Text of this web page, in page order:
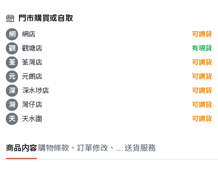
門市購買或自取
網 網店
可調貨
觀
觀塘店
有現貨
荃
荃灣店
可調貨
元
元朗店
可調貨
深
深水埗店
可調貨
灣
灣仔店
可調貨
天
天水圍 可調貨
商品内容購物條款、訂單修改、取消與退款政策
送貨服務